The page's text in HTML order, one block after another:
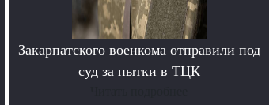
Закарпатского военкома отправили под
суд за пытки в ТЦК